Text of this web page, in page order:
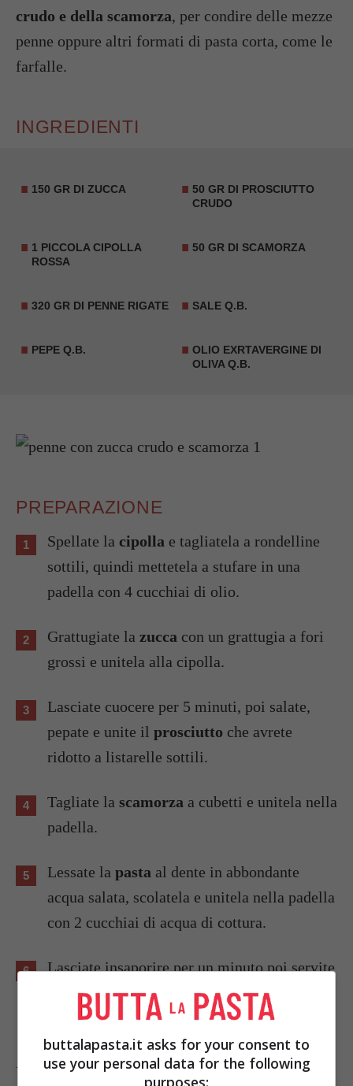
crudo e della scamorza, per condire delle mezze
penne oppure altri formati di pasta corta, come le
farfalle.
INGREDIENTI
150 GR DI ZUCCA
50 GR DI PROSCIUTTO
CRUDO
1 PICCOLA CIPOLLA
ROSSA
50 GR DI SCAMORZA
320 GR DI PENNE RIGATE SALE Q.B.
PEPE Q.B.
OLIO EXRTAVERGINE DI
OLIVA Q.B.
PREPARAZIONE
Spellate la cipolla e tagliatela a rondelline
sottili, quindi mettetela a stufare in una
padella con 4 cucchiai di olio.
Grattugiate la zucca con un grattugia a fori
grossi e unitela alla cipolla.
Lasciate cuocere per 5 minuti, poi salate,
pepate e unite il prosciutto che avrete
ridotto a listarelle sottili.
Tagliate la scamorza a cubetti e unitela nella
padella.
Lessate la pasta al dente in abbondante
acqua salata, scolatela e unitela nella padella
con 2 cucchiai di acqua di cottura.
Lasciate insaporire per un minuto poi servite
spolverizzando se volete con del prezzemolo
fresco.
A piacere potete grattugiare un po' di pecorino o
buttalapasta.it asks for your consent to
use your personal data for the following
purposes: